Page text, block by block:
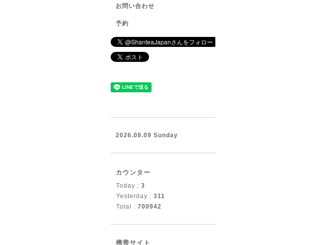
お問い合わせ
予約
2026.08.09 Sunday
カウンター
Today : 3
Yesterday : 311
Total : 700942
携帯サイト